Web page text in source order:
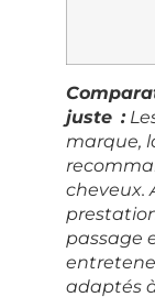
juste :
marque,
cheveux.
passage
adaptés